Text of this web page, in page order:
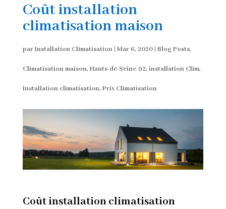
Coût installation
climatisation maison
parInstallation Climatisation | Mar 6, 2020| Blog Posts,
Climatisation maison, Hauts-de-Seine-92, installation Clim,
Installation climatisation, Prix Climatisation
Coût installation climatisation